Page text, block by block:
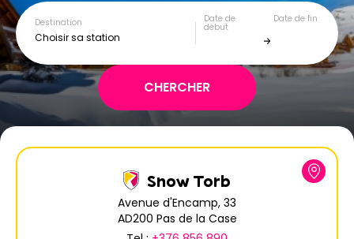
Destination
Choisir sa station
Date de
début
Date de fin
Snow Torb
Avenue d'Encamp, 33
AD200 Pas de la Case